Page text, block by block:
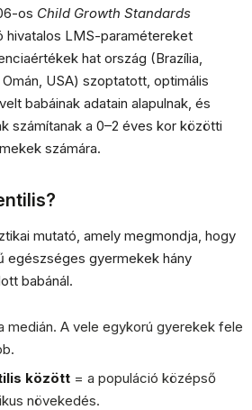
os Child Growth Standards
hivatalos LMS-paramétereket
hat ország (Brazília,
USA) szoptatott, optimális
babáinak adatain alapulnak, és
számítanak a 0–2 éves kor közötti
számára.
mutató, amely megmondja, hogy
egészséges gyermekek hány
babánál.
medián. A vele egykorú gyerekek fele
között = a populáció középső
növekedés.